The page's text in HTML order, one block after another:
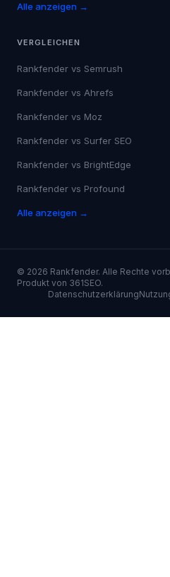
Alle anzeigen →
VERGLEICHEN
Rankfender vs Semrush
Rankfender vs Ahrefs
Rankfender vs Moz
Rankfender vs Surfer SEO
Rankfender vs BrightEdge
Rankfender vs Profound
Alle anzeigen →
© 2026 Rankfender. Alle Rechte
Produkt von 361SEO.
Datenschutzerklärung